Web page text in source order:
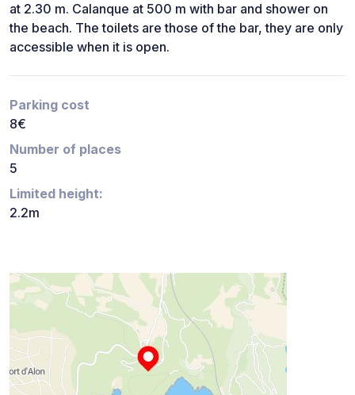
at 2.30 m. Calanque at 500 m with bar and shower on
the beach. The toilets are those of the bar, they are only
accessible when it is open.
Parking cost
8€
Number of places
5
Limited height:
2.2m